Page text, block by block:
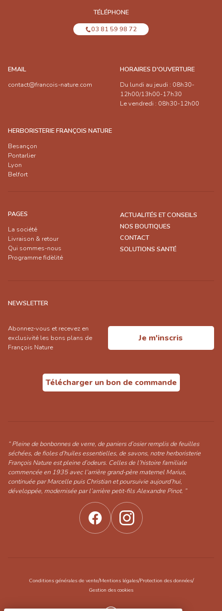
TÉLÉPHONE
03 81 59 98 72
EMAIL
contact@francois-nature.com
HORAIRES D'OUVERTURE
Du lundi au jeudi : 08h30-
12h00/13h00-17h30
Le vendredi : 08h30-12h00
HERBORISTERIE FRANÇOIS NATURE
Besançon
Pontarlier
Lyon
Belfort
PAGES
La société
Livraison & retour
Qui sommes-nous
Programme fidèlité
ACTUALITÉS ET CONSEILS
NOS BOUTIQUES
CONTACT
SOLUTIONS SANTÉ
NEWSLETTER
Abonnez-vous et recevez en
exclusivité les bons plans de
François Nature
Je m'inscris
Télécharger un bon de commande
“ Pleine de bonbonnes de verre, de paniers d’osier remplis de feuilles
séchées, de fioles d’huiles essentielles, de savons, notre herboristerie
François Nature est pleine d’odeurs. Celles de l’histoire familiale
commencée en 1935 avec l’arrière grand-père maternel Marius,
continuée par Marcelle puis Christian et poursuivie aujourd’hui,
développée, modernisée par l’arrière petit-fils Alexandre Pinot. ”
Conditions générales de vente/Mentions légales/Protection des données/
Gestion des cookies